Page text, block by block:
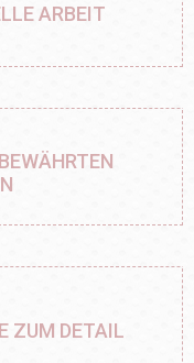
ARBEIT
ZUM DETAIL